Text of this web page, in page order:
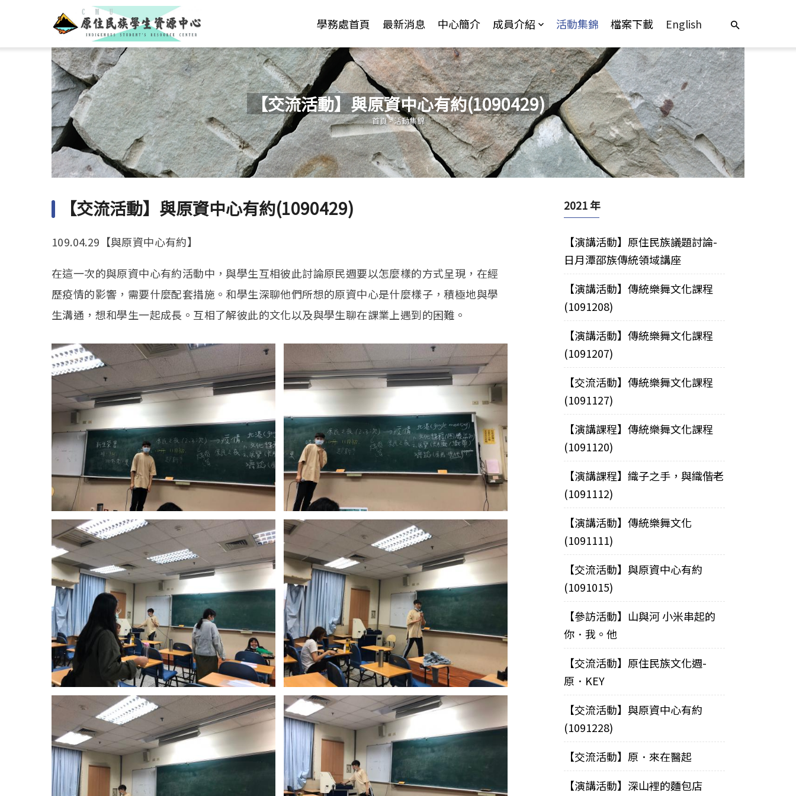
學務處首頁 最新消息 中心簡介 成員介紹 活動集錦 檔案下載 English
【交流活動】與原資中心有約(1090429)
您在這裡
首頁-活動集錦
【交流活動】與原資中心有約(1090429)
109.04.29【與原資中心有約】
在這一次的與原資中心有約活動中，與學生互相彼此討論原民週要以怎麼樣的方式呈現，在經
歷疫情的影響，需要什麼配套措施。和學生深聊他們所想的原資中心是什麼樣子，積極地與學
生溝通，想和學生一起成長。互相了解彼此的文化以及與學生聊在課業上遇到的困難。
2021 年
【演講活動】原住民族議題討論-
日月潭邵族傳統領域講座
【演講活動】傳統樂舞文化課程
(1091208)
【演講活動】傳統樂舞文化課程
(1091207)
【交流活動】傳統樂舞文化課程
(1091127)
【演講課程】傳統樂舞文化課程
(1091120)
【演講課程】織子之手，與織偕老
(1091112)
【演講活動】傳統樂舞文化
(1091111)
【交流活動】與原資中心有約
(1091015)
【參訪活動】山與河 小米串起的
你．我。他
【交流活動】原住民族文化週-
原．KEY
【交流活動】與原資中心有約
(1091228)
【交流活動】原．來在醫起
【演講活動】深山裡的麵包店